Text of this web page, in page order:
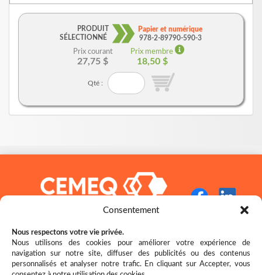
Consentement
Nous respectons votre vie privée.
Nous utilisons des cookies pour améliorer votre expérience de
navigation sur notre site, diffuser des publicités ou des contenus
personnalisés et analyser notre trafic. En cliquant sur Accepter, vous
PRODUIT
SÉLECTIONNÉ
Papier et numérique
978-2-89790-590-3
Prix courant
27,75 $
Prix membre
18,50 $
Qté :
Restez bien au fait des nouveautés!